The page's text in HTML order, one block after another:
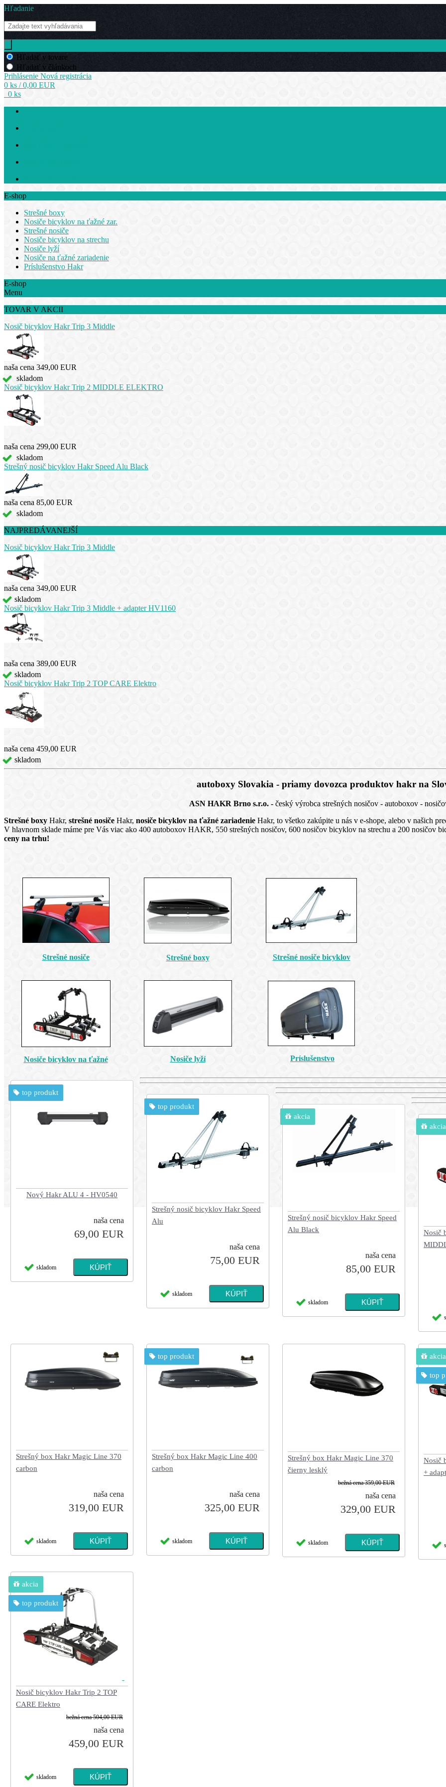
Hľadanie
Hľadať v tovare
Hľadať v článkoch
Prihlásenie Nová registrácia
0 ks / 0,00 EUR
0 ks
E-shop
Strešné boxy
Nosiče bicyklov na ťažné zar.
Strešné nosiče
Nosiče bicyklov na strechu
Nosiče lyží
Nosiče na ťažné zariadenie
Príslušenstvo Hakr
E-shop
Menu
TOVAR V AKCII
Nosič bicyklov Hakr Trip 3 Middle
naša cena 349,00 EUR
skladom
Nosič bicyklov Hakr Trip 2 MIDDLE ELEKTRO
naša cena 299,00 EUR
skladom
Strešný nosič bicyklov Hakr Speed Alu Black
naša cena 85,00 EUR
skladom
NAJPREDÁVANEJŠÍ
Nosič bicyklov Hakr Trip 3 Middle
naša cena 349,00 EUR
skladom
Nosič bicyklov Hakr Trip 3 Middle + adapter HV1160
naša cena 389,00 EUR
skladom
Nosič bicyklov Hakr Trip 2 TOP CARE Elektro
naša cena 459,00 EUR
skladom
autoboxy Slovakia - priamy dovozca produktov hakr na
ASN HAKR Brno s.r.o. - český výrobca strešných nosičov - autoboxov -
Strešné boxy Hakr, strešné nosiče Hakr, nosiče bicyklov na ťažné zariadenie Hakr, to všetko zakúpite u nás v e-shope, alebo v našich
V hlavnom sklade máme pre Vás viac ako 400 autoboxov HAKR, 550 strešných nosičov, 600 nosičov bicyklov na strechu a 200 nosičov
ceny na trhu!
Strešné nosiče Strešné boxy Strešné nosiče bicyklov
Nosiče bicyklov na ťažné Nosiče lyží Príslušenstvo
Nový Hakr ALU 4 - HV0540
naša cena
69,00 EUR
skladom
top produkt
Strešný nosič bicyklov Hakr Speed
Alu
naša cena
75,00 EUR
skladom
top produkt
Strešný nosič bicyklov Hakr Speed
Alu Black
naša cena
85,00 EUR
skladom
akcia
Nosič
akcia
Strešný box Hakr Magic Line 370
carbon
naša cena
319,00 EUR
skladom
Strešný box Hakr Magic Line 400
carbon
naša cena
325,00 EUR
skladom
top produkt
Strešný box Hakr Magic Line 370
čierny lesklý
bežná cena359,00 EUR
naša cena
329,00 EUR
skladom
Nosič
+
akcia
top
Nosič bicyklov Hakr Trip 2 TOP
CARE Elektro
bežná cena504,00 EUR
naša cena
459,00 EUR
skladom
akcia
top produkt